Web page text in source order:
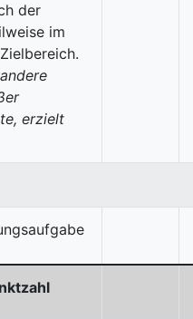
der
im
erzielt